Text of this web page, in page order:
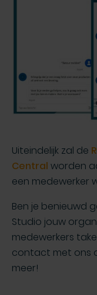
Uiteindelijk zal de
Central worden
een medewerker
Ben je benieuwd
Studio jouw
medewerkers
contact met ons
meer!